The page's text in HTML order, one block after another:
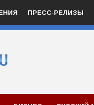
ПРЕСС-РЕЛИЗЫ